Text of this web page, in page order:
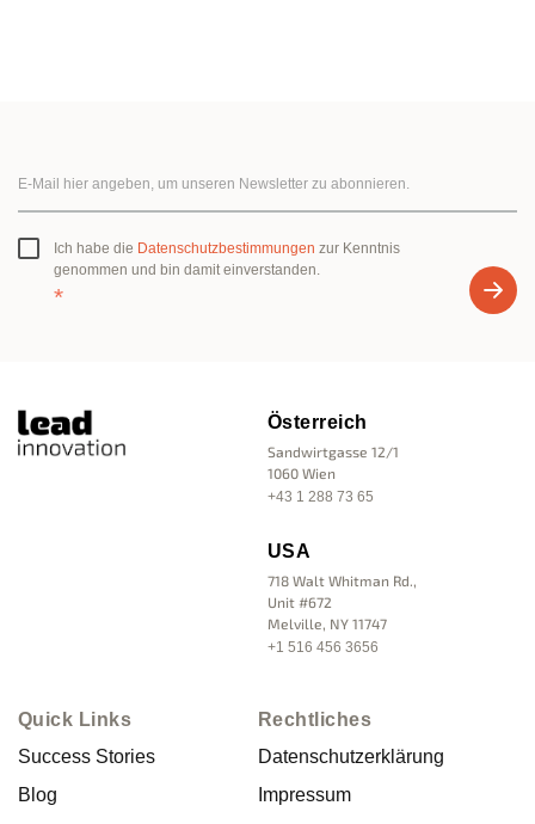
Ich habe die Datenschutzbestimmungen zur Kenntnis
genommen und bin damit einverstanden.
*
Österreich
Sandwirtgasse 12/1
1060 Wien
+43 1 288 73 65
USA
718 Walt Whitman Rd.,
Unit #672
Melville, NY 11747
+1 516 456 3656
Quick Links
Success Stories
Blog
Rechtliches
Datenschutzerklärung
Impressum